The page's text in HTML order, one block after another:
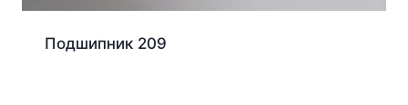
Подшипник 209